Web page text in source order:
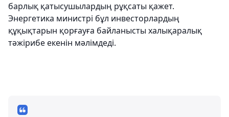
барлық қатысушылардың рұқсаты қажет.
Энергетика министрі бұл инвесторлардың
құқықтарын қорғауға байланысты халықаралық
тәжірибе екенін мәлімдеді.